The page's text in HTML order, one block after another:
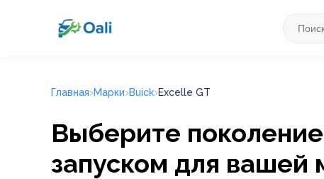
Главная Марки Buick Excelle GT
Выберите
запуском для вашей